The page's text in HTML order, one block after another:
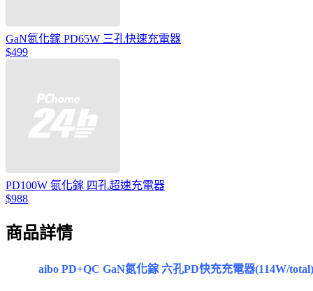
GaN氮化鎵 PD65W 三孔快速充電器
$499
PD100W 氮化鎵 四孔超速充電器
$988
商品詳情
aibo PD+QC GaN氮化鎵 六孔PD快充充電器(114W/total)